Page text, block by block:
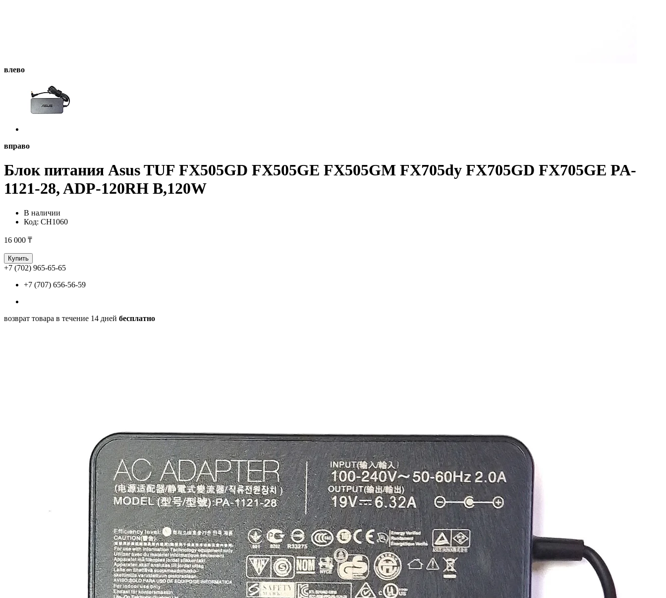
влево
вправо
Блок питания Asus TUF FX505GD FX505GE FX505GM FX705dy FX705GD FX705GE PA-
1121-28, ADP-120RH B,120W
В наличии
Код: CH1060
16 000 ₸
Купить
+7 (702) 965-65-65
+7 (707) 656-56-59
возврат товара в течение 14 дней бесплатно